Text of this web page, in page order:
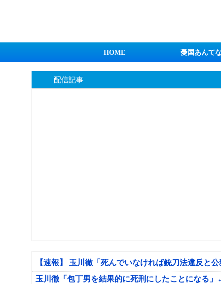
HOME 憂国あんて
配信記事
【速報】 玉川徹「死んでいなければ銃刀法違反と
玉川徹「包丁男を結果的に死刑にしたことになる